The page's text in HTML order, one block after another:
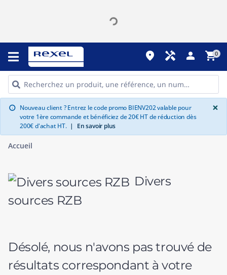
place handyman person shopping_cart0
info Nouveau client ? Entrez le code promo BIENV202 valable pour
votre 1ère commande et bénéficiez de 20€ HT de réduction dès
200€ d'achat HT. | En savoir plus
×
Accueil
Divers
sources RZB
Désolé, nous n'avons pas trouvé de
résultats correspondant à votre